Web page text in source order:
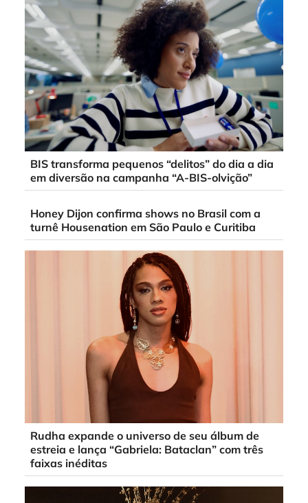
BIS transforma pequenos “delitos” do dia a dia
em diversão na campanha “A-BIS-olvição”
Honey Dijon confirma shows no Brasil com a
turnê Housenation em São Paulo e Curitiba
Rudha expande o universo de seu álbum de
estreia e lança “Gabriela: Bataclan” com três
faixas inéditas